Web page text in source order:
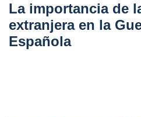
La importancia de
extranjera en la
Española